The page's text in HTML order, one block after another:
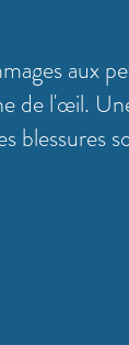
aux
de l'œil.
blessures